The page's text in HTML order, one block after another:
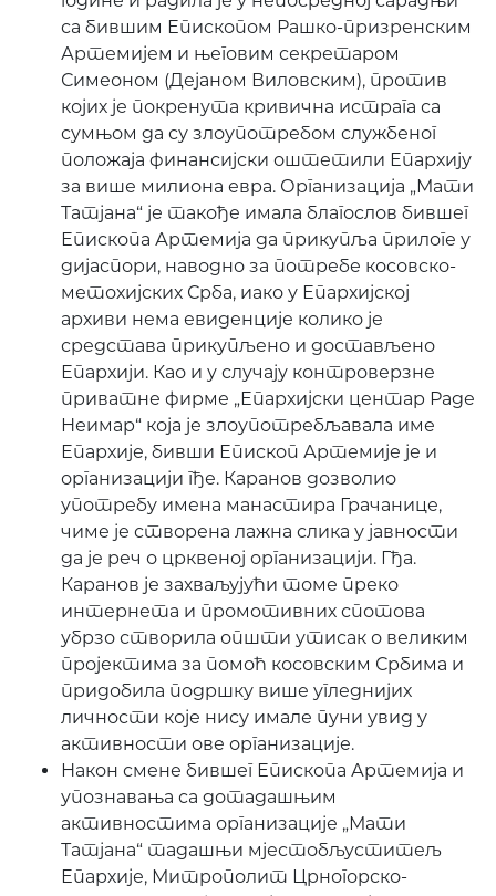
са бившим Епископом Рашко-призренским
Артемијем и његовим секретаром
Симеоном (Дејаном Виловским), против
којих је покренута кривична истрага са
сумњом да су злоупотребом службеног
положаја финансијски оштетили Епархију
за више милиона евра. Организација „Мати
Татјана“ је такође имала благослов бившег
Епископа Артемија да прикупља прилоге у
дијаспори, наводно за потребе косовско-
метохијских Срба, иако у Епархијској
архиви нема евиденције колико је
средстава прикупљено и достављено
Епархији. Као и у случају контроверзне
приватне фирме „Епархијски центар Раде
Неимар“ која је злоупотребљавала име
Епархије, бивши Епископ Артемије је и
организацији гђе. Каранов дозволио
употребу имена манастира Грачанице,
чиме је створена лажна слика у јавности
да је реч о црквеној организацији. Гђа.
Каранов је захваљујући томе преко
интернета и промотивних спотова
убрзо створила општи утисак о великим
пројектима за помоћ косовским Србима и
придобила подршку више угледнијих
личности које нису имале пуни увид у
активности ове организације.
Након смене бившег Епископа Артемија и
упознавања са дотадашњим
активностима организације „Мати
Татјана“ тадашњи мјестобљуститељ
Епархије, Митрополит Црногорско-